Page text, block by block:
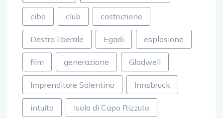
cibo club costruzione
Destra liberale Egadi esplosione
film generazione Gladwell
Imprenditore Salentino Innsbruck
intuito Isola di Capo Rizzuto